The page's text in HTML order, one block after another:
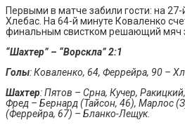
Первыми в матче забили гости: на 27-
Хлебас. На 64-й минуте Коваленко
финальным свистком решающий мяч
“Шахтер” – “Ворскла” 2:1
Голы: Коваленко, 64, Феррейра, 90 –
Шахтер: Пятов – Срна, Кучер,
Фред – Бернард (Тайсон, 46), Марлос
(Феррейра, 67) – Бланко-Лещук.